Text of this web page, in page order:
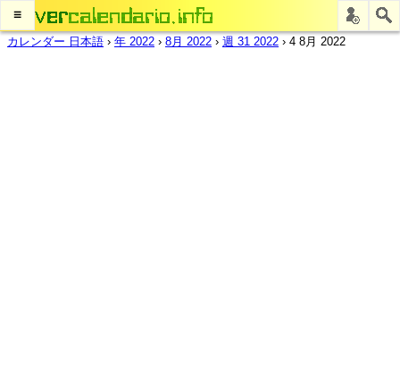
≡
カレンダー 日本語 › 年 2022 › 8月 2022 › 週 31 2022 › 4 8月 2022